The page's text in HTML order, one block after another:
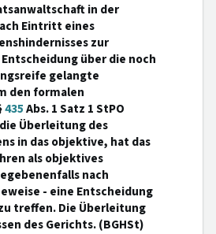
in der
Eintritt eines
zur
über die noch
gelangte
den formalen
435Abs. 1 Satz 1 StPO
Überleitung des
in das objektive, hat das
als objektives
nach
- eine Entscheidung
treffen. Die Überleitung
des Gerichts. (BGHSt)